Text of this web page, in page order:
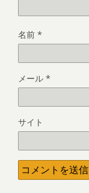
名前 *
メール *
サイト